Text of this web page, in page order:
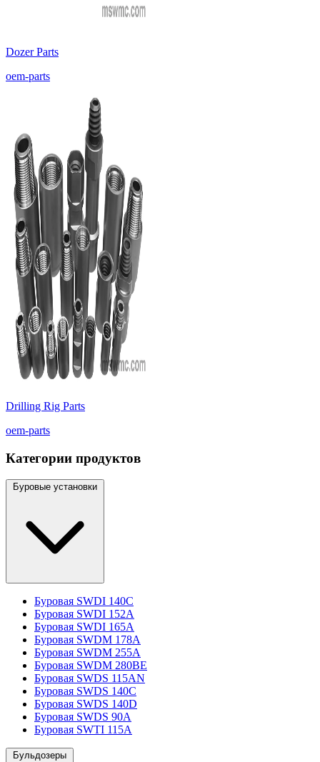
Dozer Parts
oem-parts
Drilling Rig Parts
oem-parts
Категории продуктов
Буровые установки
Буровая SWDI 140C
Буровая SWDI 152A
Буровая SWDI 165A
Буровая SWDM 178A
Буровая SWDM 255A
Буровая SWDM 280BE
Буровая SWDS 115AN
Буровая SWDS 140C
Буровая SWDS 140D
Буровая SWDS 90A
Буровая SWTI 115A
Бульдозеры